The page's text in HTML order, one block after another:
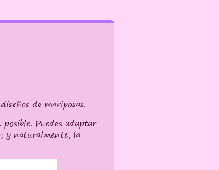
de mariposas.
Puedes adaptar
y naturalmente, la